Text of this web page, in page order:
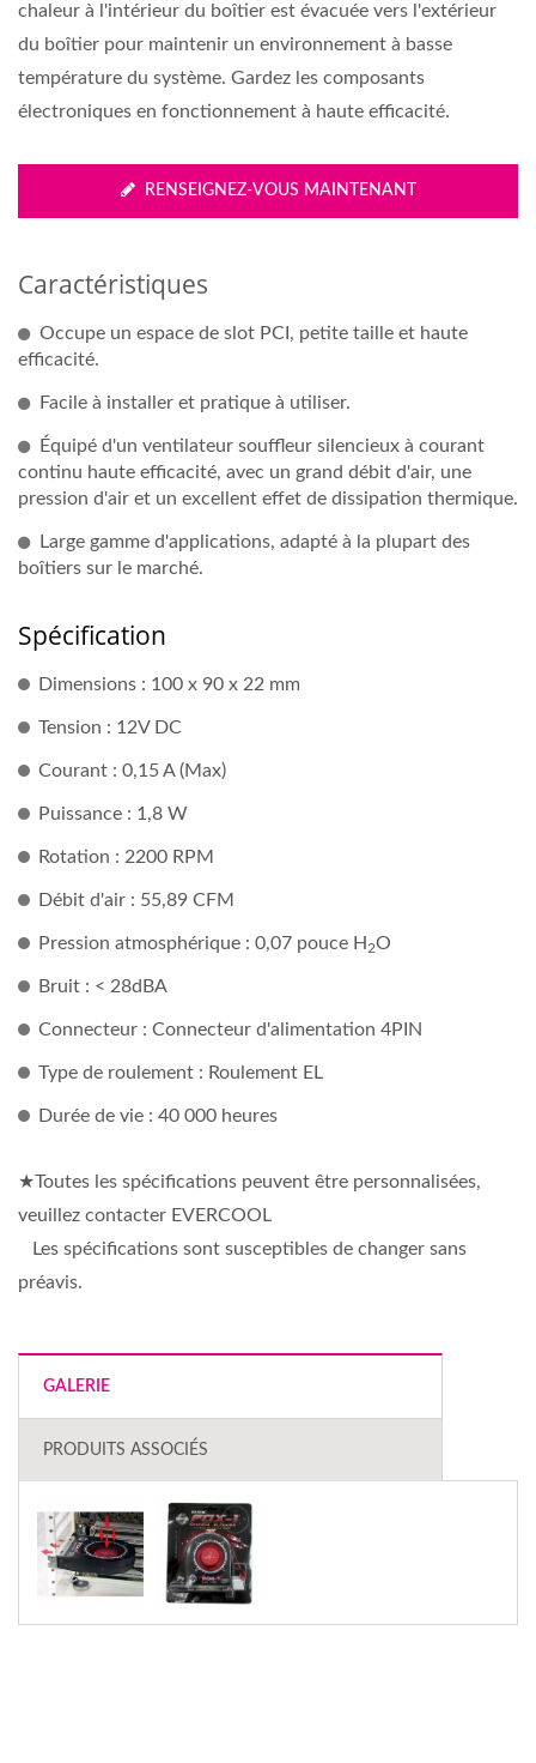
chaleur à l'intérieur du boîtier est évacuée vers l'extérieur
du boîtier pour maintenir un environnement à basse
température du système. Gardez les composants
électroniques en fonctionnement à haute efficacité.
RENSEIGNEZ-VOUS MAINTENANT
Caractéristiques
Occupe un espace de slot PCI, petite taille et haute
efficacité.
Facile à installer et pratique à utiliser.
Équipé d'un ventilateur souffleur silencieux à courant
continu haute efficacité, avec un grand débit d'air, une
pression d'air et un excellent effet de dissipation thermique.
Large gamme d'applications, adapté à la plupart des
boîtiers sur le marché.
Spécification
Dimensions : 100 x 90 x 22 mm
Tension : 12V DC
Courant : 0,15 A (Max)
Puissance : 1,8 W
Rotation : 2200 RPM
Débit d'air : 55,89 CFM
Pression atmosphérique : 0,07 pouce H 2O
Bruit : < 28dBA
Connecteur : Connecteur d'alimentation 4PIN
Type de roulement : Roulement EL
Durée de vie : 40 000 heures
★Toutes les spécifications peuvent être personnalisées,
veuillez contacter EVERCOOL
Les spécifications sont susceptibles de changer sans
préavis.
GALERIE
PRODUITS ASSOCIÉS